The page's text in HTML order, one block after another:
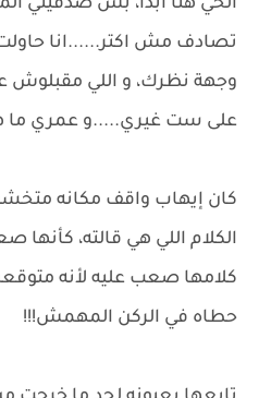
الحي هنا أبدًا، بس صدقيني
تصادف مش اكتر......انا
وجهة نظرك، و اللي مقبلوش
على ست غيري.....و عمري ما
كان إيهاب واقف مكانه
الكلام اللي هي قالته،
كلامها صعب عليه لأنه
حطاه في الركن المهمش!!!